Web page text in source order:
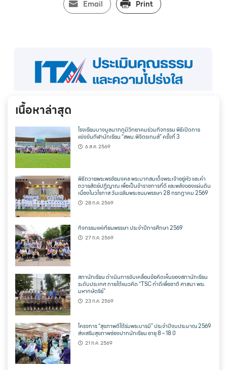
Email Print
เนื้อหาล่าสุด
โรงเรียนบางมูลนากภูมิวิทยาคมร่วมกิจกรรม พิธีเปิดการ
แข่งขันกีฬานักเรียน “สพม.พิจิตรเกมส์” ครั้งที่ 3
6 ส.ค. 2569
พิธีถวายพระพรชัยมงคล พระบาทสมเด็จพระเจ้าอยู่หัว และคำ
ถวายสัตย์ปฏิญาณ เพื่อเป็นข้าราชการที่ดี และพลังของแผ่นดิน
เนื่องในวโรกาส วันเฉลิมพระชนมพรรษา 28 กรกฎาคม 2569
28 ก.ค. 2569
กิจกรรมแห่เทียนพรรษา ประจำปีการศึกษา 2569
27 ก.ค. 2569
สภานักเรียน ดำเนินการขับเคลื่อนข้อคิดเห็นของสภานักเรียน
ระดับประเทศ ภายใต้แนวคิด “TSC ทำดีเพื่อชาติ ศาสนา พระ
มหากษัตริย์”
23 ก.ค. 2569
โครงการ “สุขภาพดีใต้ร่มพระบารมี” ประจำปีงบประมาณ 2569
ส่งเสริมสุขภาพช่องปากนักเรียน อายุ 8 – 18 ปี
21 ก.ค. 2569